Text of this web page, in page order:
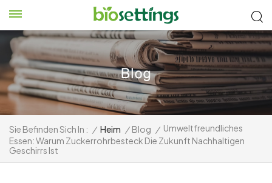
Sie Befinden Sich In : / Heim / Blog / Umweltfreundliches
Essen: Warum Zuckerrohrbesteck Die Zukunft Nachhaltigen
Geschirrs Ist